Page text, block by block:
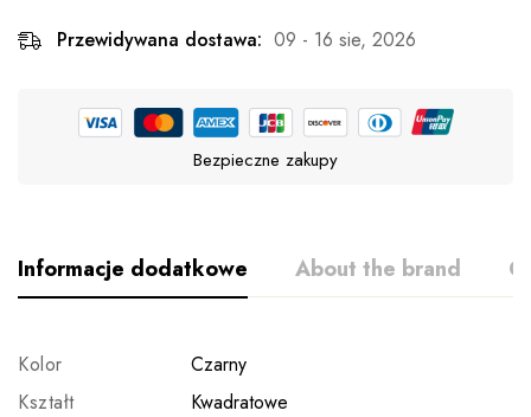
Przewidywana dostawa: 09 - 16 sie, 2026
Bezpieczne zakupy
Informacje dodatkowe About the brand
Kolor
Czarny
Kształt
Kwadratowe